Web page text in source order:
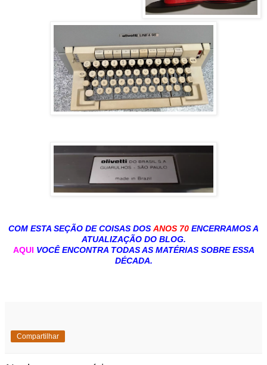
COM ESTA SEÇÃO DE COISAS DOS ANOS 70 ENCERRAMOS A
ATUALIZAÇÃO DO BLOG.
AQUI VOCÊ ENCONTRA TODAS AS MATÉRIAS SOBRE ESSA
DÉCADA.
Compartilhar